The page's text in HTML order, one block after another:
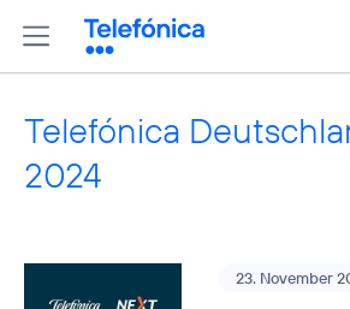
Telefónica
2024
23. November